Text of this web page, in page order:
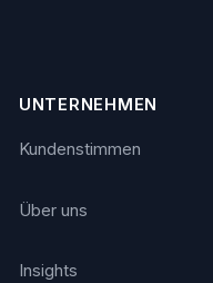
UNTERNEHMEN
Kundenstimmen
Über uns
Insights